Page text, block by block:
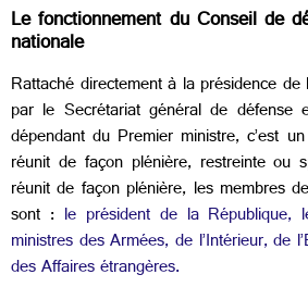
Le fonctionnement du Conseil de
nationale
Rattaché directement à la présidence
par le Secrétariat général de défense
dépendant du Premier ministre, c’est
réunit de façon plénière, restreinte ou
réunit de façon plénière, les membres
sont : le président de la République,
ministres des Armées, de l’Intérieur, de
des Affaires étrangères.